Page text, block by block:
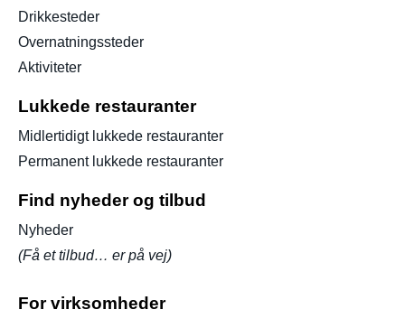
Drikkesteder
Overnatningssteder
Aktiviteter
Lukkede restauranter
Midlertidigt lukkede restauranter
Permanent lukkede restauranter
Find nyheder og tilbud
Nyheder
(Få et tilbud… er på vej)
For virksomheder